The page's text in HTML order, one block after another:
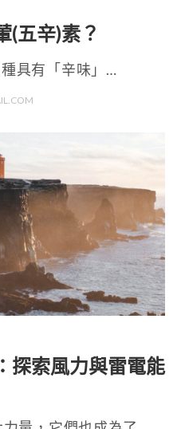
(五辛)素？
具有「辛味」…
探索風力與雷電能